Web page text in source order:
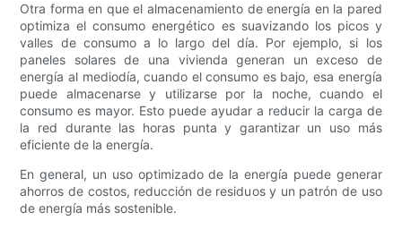
Otra forma en que el almacenamiento de energía en la pared
optimiza el consumo energético es suavizando los picos y
valles de consumo a lo largo del día. Por ejemplo, si los
paneles solares de una vivienda generan un exceso de
energía al mediodía, cuando el consumo es bajo, esa energía
puede almacenarse y utilizarse por la noche, cuando el
consumo es mayor. Esto puede ayudar a reducir la carga de
la red durante las horas punta y garantizar un uso más
eficiente de la energía.
En general, un uso optimizado de la energía puede generar
ahorros de costos, reducción de residuos y un patrón de uso
de energía más sostenible.